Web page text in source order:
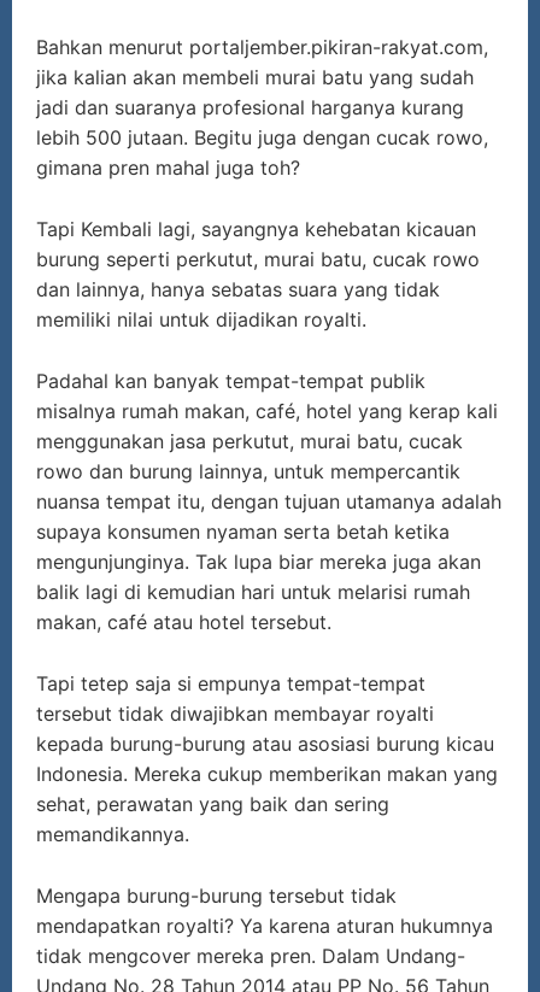
Bahkan menurut portaljember.pikiran-rakyat.com,
jika kalian akan membeli murai batu yang sudah
jadi dan suaranya profesional harganya kurang
lebih 500 jutaan. Begitu juga dengan cucak rowo,
gimana pren mahal juga toh?
Tapi Kembali lagi, sayangnya kehebatan kicauan
burung seperti perkutut, murai batu, cucak rowo
dan lainnya, hanya sebatas suara yang tidak
memiliki nilai untuk dijadikan royalti.
Padahal kan banyak tempat-tempat publik
misalnya rumah makan, café, hotel yang kerap kali
menggunakan jasa perkutut, murai batu, cucak
rowo dan burung lainnya, untuk mempercantik
nuansa tempat itu, dengan tujuan utamanya adalah
supaya konsumen nyaman serta betah ketika
mengunjunginya. Tak lupa biar mereka juga akan
balik lagi di kemudian hari untuk melarisi rumah
makan, café atau hotel tersebut.
Tapi tetep saja si empunya tempat-tempat
tersebut tidak diwajibkan membayar royalti
kepada burung-burung atau asosiasi burung kicau
Indonesia. Mereka cukup memberikan makan yang
sehat, perawatan yang baik dan sering
memandikannya.
Mengapa burung-burung tersebut tidak
mendapatkan royalti? Ya karena aturan hukumnya
tidak mengcover mereka pren. Dalam Undang-
Undang No. 28 Tahun 2014 atau PP No. 56 Tahun